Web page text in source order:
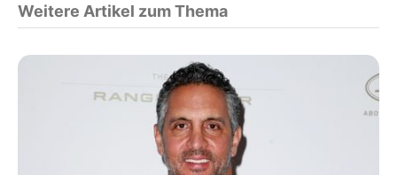
Weitere Artikel zum Thema